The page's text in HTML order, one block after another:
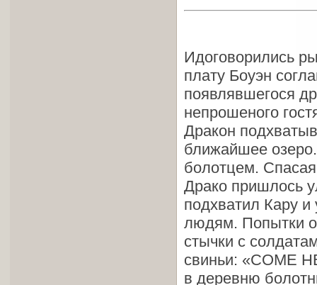
Идоговорились
плату Боуэн
появлявшегося
непрошеного
Дракон
ближайшее
болотцем.
Драко пришлось
подхватил Кару
людям. Попытки
стычки с
свиньи: «СОМЕ
в деревню